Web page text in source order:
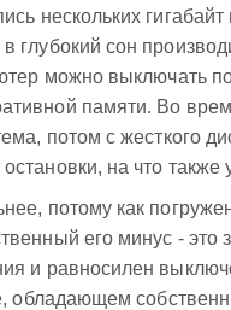
нескольких
глубокий сон
можно выключать
памяти. Во
потом с жесткого
на что также
потому как
его минус - это
и равносилен
обладающем